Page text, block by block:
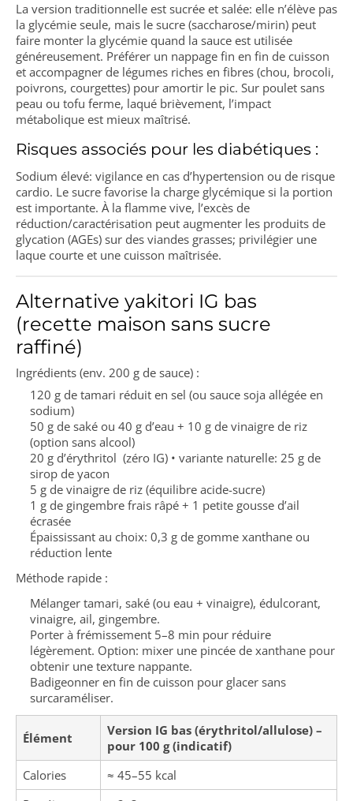
La version traditionnelle est sucrée et salée: elle n’élève pas
la glycémie seule, mais le sucre (saccharose/mirin) peut
faire monter la glycémie quand la sauce est utilisée
généreusement. Préférer un nappage fin en fin de cuisson
et accompagner de légumes riches en fibres (chou, brocoli,
poivrons, courgettes) pour amortir le pic. Sur poulet sans
peau ou tofu ferme, laqué brièvement, l’impact
métabolique est mieux maîtrisé.
Risques associés pour les diabétiques :
Sodium élevé: vigilance en cas d’hypertension ou de risque
cardio. Le sucre favorise la charge glycémique si la portion
est importante. À la flamme vive, l’excès de
réduction/caractérisation peut augmenter les produits de
glycation (AGEs) sur des viandes grasses; privilégier une
laque courte et une cuisson maîtrisée.
Alternative yakitori IG bas
(recette maison sans sucre
raffiné)
Ingrédients (env. 200 g de sauce) :
120 g de tamari réduit en sel (ou sauce soja allégée en
sodium)
50 g de saké ou 40 g d’eau + 10 g de vinaigre de riz
(option sans alcool)
20 g d’érythritol (zéro IG) • variante naturelle: 25 g de
sirop de yacon
5 g de vinaigre de riz (équilibre acide-sucre)
1 g de gingembre frais râpé + 1 petite gousse d’ail
écrasée
Épaississant au choix: 0,3 g de gomme xanthane ou
réduction lente
Méthode rapide :
Mélanger tamari, saké (ou eau + vinaigre), édulcorant,
vinaigre, ail, gingembre.
Porter à frémissement 5–8 min pour réduire
légèrement. Option: mixer une pincée de xanthane pour
obtenir une texture nappante.
Badigeonner en fin de cuisson pour glacer sans
surcaraméliser.
Élément
Version IG bas (érythritol/allulose) –
pour 100 g (indicatif)
Calories
≈ 45–55 kcal